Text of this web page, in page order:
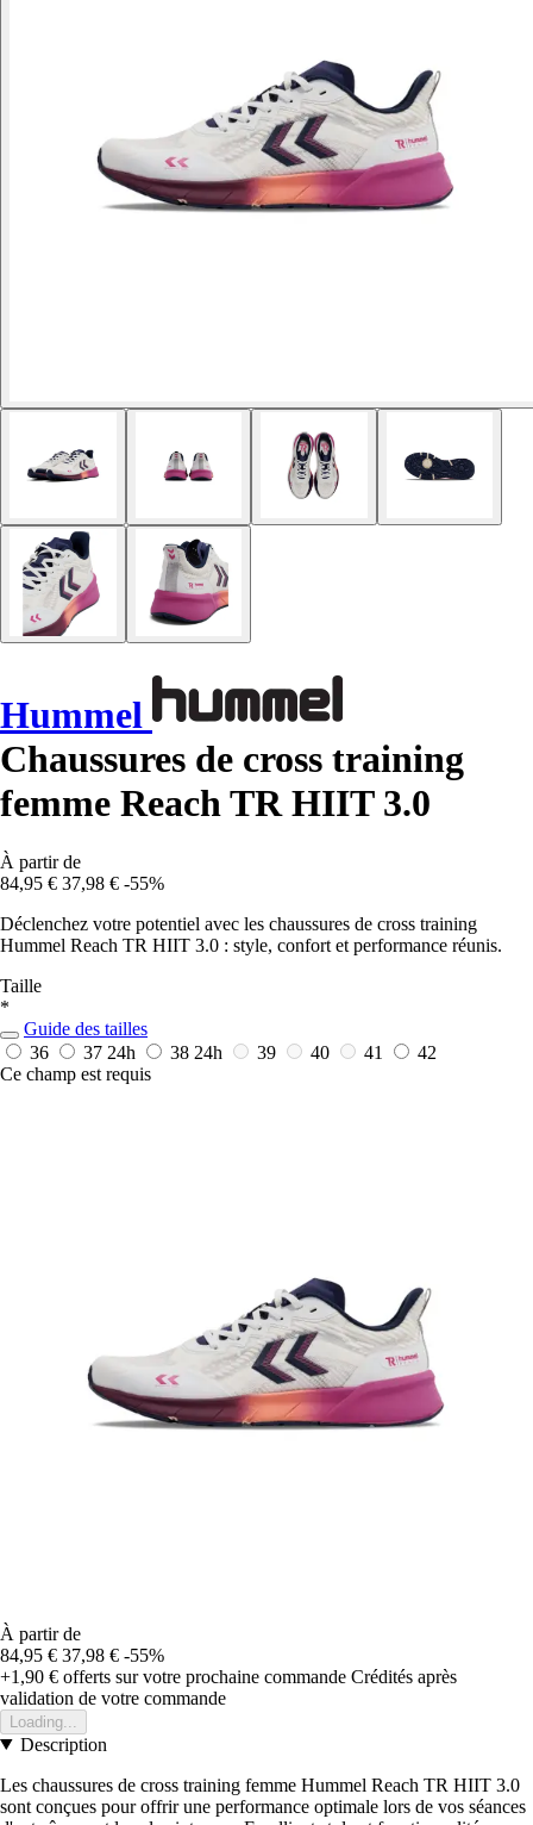
Hummel
Chaussures de cross training
femme Reach TR HIIT 3.0
À partir de
84,95 € 37,98 € -55%
Déclenchez votre potentiel avec les chaussures de cross training
Hummel Reach TR HIIT 3.0 : style, confort et performance réunis.
Taille
*
Guide des tailles
36
37 24h 38 24h 39 40 41
42
Ce champ est requis
À partir de
84,95 € 37,98 € -55%
+1,90 € offerts sur votre prochaine commande Crédités après
validation de votre commande
Loading...
Description
Les chaussures de cross training femme Hummel Reach TR HIIT 3.0
sont conçues pour offrir une performance optimale lors de vos séances